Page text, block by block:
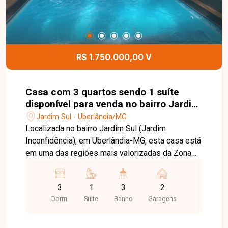
acessibilidade aos moradores. Esta é uma
excelente oportunidade para quem busca um
imóvel bem localizado, com ambientes
funcionais e pronto para morar. Agende uma visita
e venha conhecer todos os detalhes deste
incrível apartamento no bairro Santa Mônica.
R$ 1.750.000,00 V
Casa com 3 quartos sendo 1 suíte
disponível para venda no bairro Jardim
Sul em Uberlândia-MG
Jardim Sul - Uberlândia/MG
Localizada no bairro Jardim Sul (Jardim
Inconfidência), em Uberlândia-MG, esta casa está
em uma das regiões mais valorizadas da Zona
excelente infraestrutura. O bairro oferece fácil
acesso às principais avenidas da cidade e está
próximo a supermercados, escolas, farmácias,
3
Dorm.
1
Suite
3
Banho
2
Garagens